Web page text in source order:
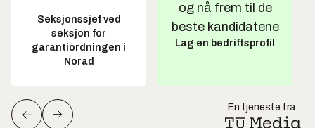
Seksjonssjef ved
seksjon for
garantiordningen i
Norad
og nå frem til de
beste kandidatene
Lag en bedriftsprofil
En tjeneste fra